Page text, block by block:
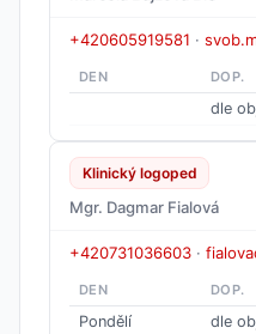
+420605919581 ·
DEN DOP.
dle
Klinický logoped
Mgr. Dagmar Fialová
+420731036603 ·
DEN DOP.
Pondělí
dle